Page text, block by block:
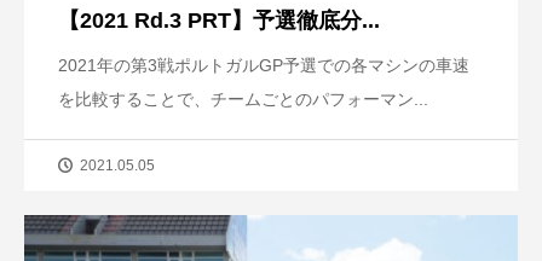
【2021 Rd.3 PRT】予選徹底分...
2021年の第3戦ポルトガルGP予選での各マシンの車速
を比較することで、チームごとのパフォーマン...
2021.05.05